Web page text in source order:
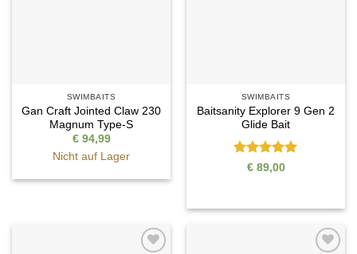
SWIMBAITS
Gan Craft Jointed Claw 230
Magnum Type-S
€94,99
Nicht auf Lager
SWIMBAITS
Baitsanity Explorer 9 Gen 2
Glide Bait
Bewertet
€89,00